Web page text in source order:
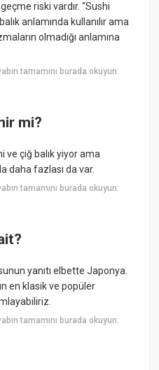
riski vardır. “Sushi
anlamında kullanılır ama
olmadığı anlamına
tamamını burada okuyun:
mi?
ve çiğ balık yiyor ama
daha fazlası da var.
tamamını burada okuyun:
yanıtı elbette Japonya.
en klasik ve popüler
tamamını burada okuyun: